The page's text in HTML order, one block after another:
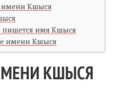
имени Кшыся
пишется имя Кшыся
имени Кшыся
КШЫСЯ